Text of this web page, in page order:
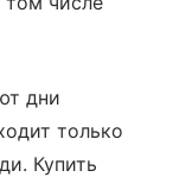
дни
только
Купить